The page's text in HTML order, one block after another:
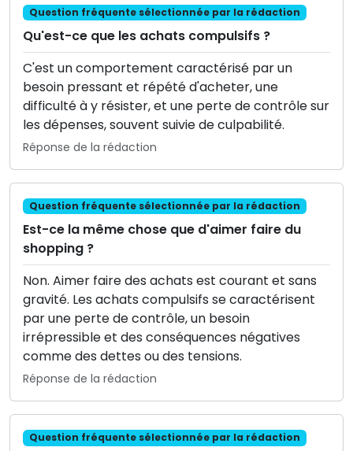
Question fréquente sélectionnée par la rédaction
Qu'est-ce que les achats compulsifs ?
C'est un comportement caractérisé par un
besoin pressant et répété d'acheter, une
difficulté à y résister, et une perte de contrôle sur
les dépenses, souvent suivie de culpabilité.
Réponse de la rédaction
Question fréquente sélectionnée par la rédaction
Est-ce la même chose que d'aimer faire du
shopping ?
Non. Aimer faire des achats est courant et sans
gravité. Les achats compulsifs se caractérisent
par une perte de contrôle, un besoin
irrépressible et des conséquences négatives
comme des dettes ou des tensions.
Réponse de la rédaction
Question fréquente sélectionnée par la rédaction